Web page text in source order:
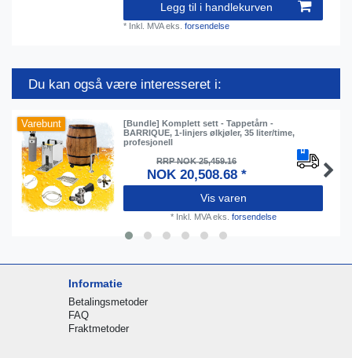
Legg til i handlekurven
* Inkl. MVAeks.forsendelse
Du kan også være interesseret i:
Varebunt
[Bundle] Komplett sett - Tappetårn -
BARRIQUE, 1-linjers ølkjøler, 35 liter/time,
profesjonell
RRP NOK 25,459.16
NOK 20,508.68 *
Vis varen
* Inkl. MVAeks. forsendelse
Informatie
Betalingsmetoder
FAQ
Fraktmetoder